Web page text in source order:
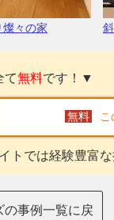
々の家
て無料です！▼
では経験豊富な
の事例一覧に戻